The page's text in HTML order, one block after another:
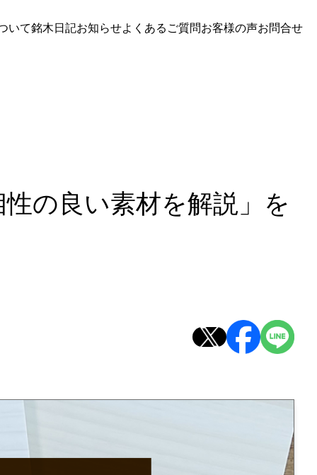
いて銘木日記お知らせよくあるご質問お客様の声お問合せ
の良い素材を解説」を